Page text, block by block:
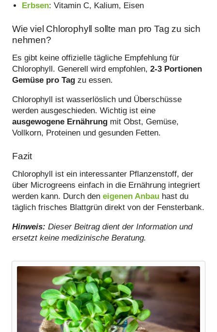
Erbsen: Vitamin C, Kalium, Eisen
Wie viel Chlorophyll sollte man pro Tag zu sich
nehmen?
Es gibt keine offizielle tägliche Empfehlung für
Chlorophyll. Generell wird empfohlen, 2-3 Portionen
Gemüse pro Tag zu essen.
Chlorophyll ist wasserlöslich und Überschüsse
werden ausgeschieden. Wichtig ist eine
ausgewogene Ernährung mit Obst, Gemüse,
Vollkorn, Proteinen und gesunden Fetten.
Fazit
Chlorophyll ist ein interessanter Pflanzenstoff, der
über Microgreens einfach in die Ernährung integriert
werden kann. Durch den eigenen Anbau hast du
täglich frisches Blattgrün direkt von der Fensterbank.
Hinweis: Dieser Beitrag dient der Information und
ersetzt keine medizinische Beratung.